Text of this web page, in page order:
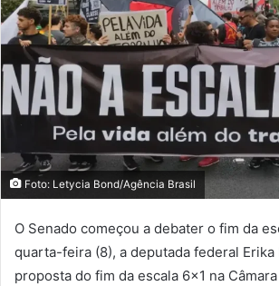
Foto: Letycia Bond/Agência Brasil
O Senado começou a debater o fim da
quarta-feira (8), a deputada federal
proposta do fim da escala 6×1 na